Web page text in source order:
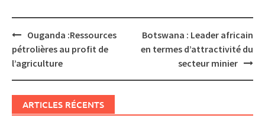
Post
navigation
Ouganda :Ressources
pétrolières au profit de
l’agriculture
Botswana : Leader africain
en termes d’attractivité du
secteur minier
ARTICLES RÉCENTS